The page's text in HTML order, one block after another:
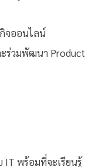
จออนไลน์
ร่วมพัฒนา Product
IT พร้อมที่จะเรียนรู้